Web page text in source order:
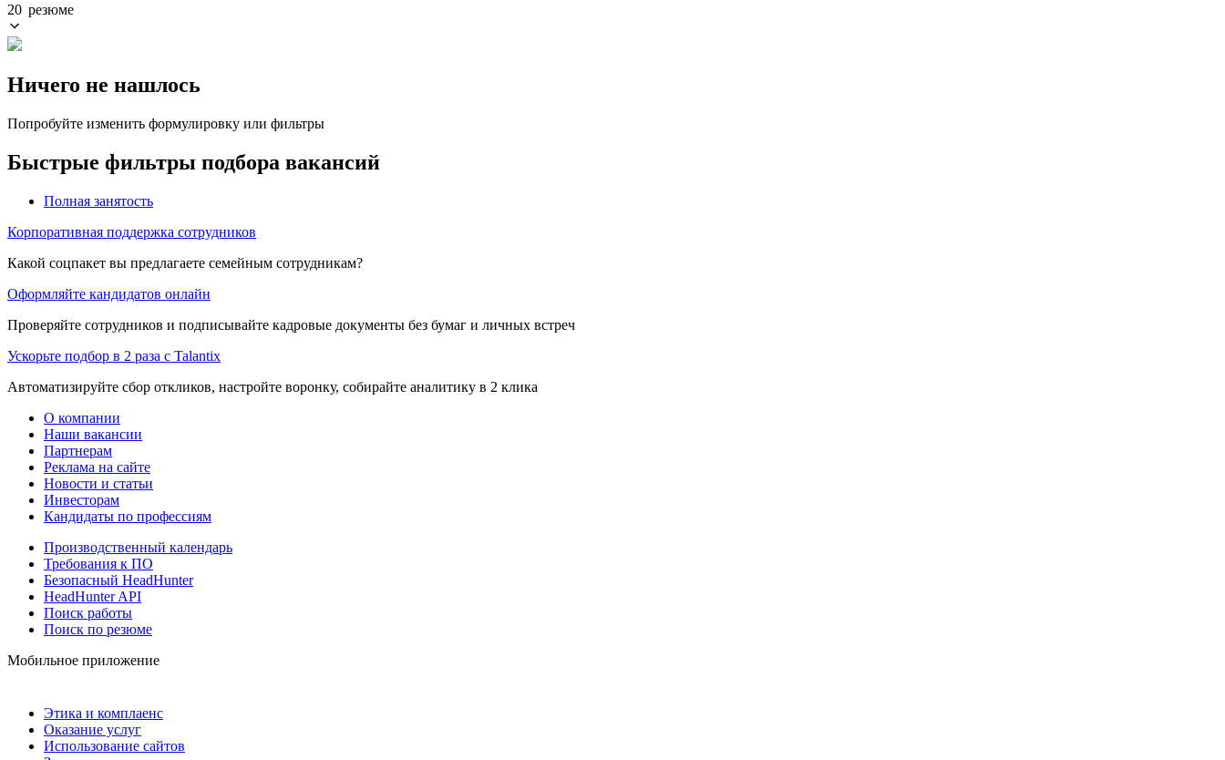
20 резюме
Ничего не нашлось
Попробуйте изменить формулировку или фильтры
Быстрые фильтры подбора вакансий
Полная занятость
Корпоративная поддержка сотрудников
Какой соцпакет вы предлагаете семейным сотрудникам?
Оформляйте кандидатов онлайн
Проверяйте сотрудников и подписывайте кадровые документы без бумаг и личных встреч
Ускорьте подбор в 2 раза с Talantix
Автоматизируйте сбор откликов, настройте воронку, собирайте аналитику в 2 клика
О компании
Наши вакансии
Партнерам
Реклама на сайте
Новости и статьи
Инвесторам
Кандидаты по профессиям
Производственный календарь
Требования к ПО
Безопасный HeadHunter
HeadHunter API
Поиск работы
Поиск по резюме
Мобильное приложение
Этика и комплаенс
Оказание услуг
Использование сайтов